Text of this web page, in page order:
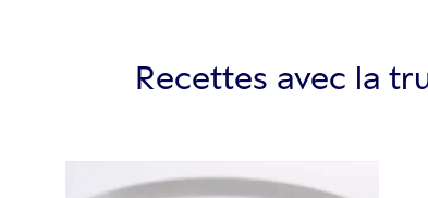
Recettes avec la